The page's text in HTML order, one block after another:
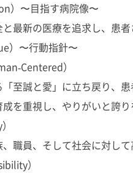
）〜目指す病院像〜
最新の医療を追求し、患
）〜行動指針〜
Centered）
至誠と愛」に立ち戻り、
を重視し、やりがいと誇
職員、そして社会に対し
）